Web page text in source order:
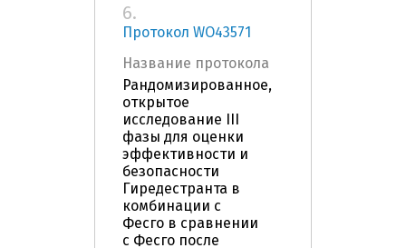
6.
Протокол WO43571
Название протокола
Рандомизированное,
открытое
исследование III
фазы для оценки
эффективности и
безопасности
Гиредестранта в
комбинации с
Фесго в сравнении
с Фесго после